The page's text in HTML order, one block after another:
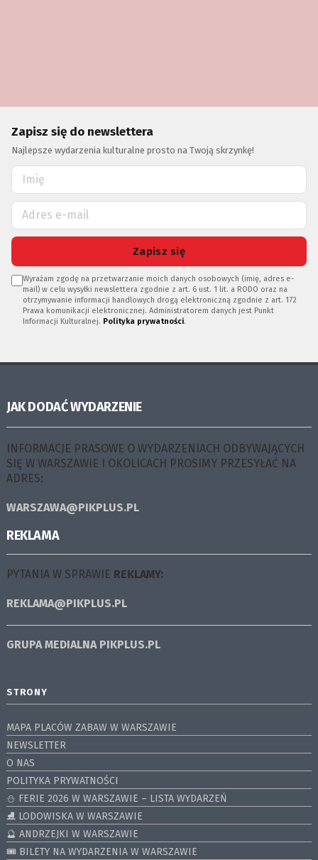
Zapisz się do newslettera
Najlepsze wydarzenia kulturalne prosto na Twoją skrzynkę!
Zapisz się
Wyrażam zgodę na przetwarzanie moich danych osobowych (imię, adres e-
mail) w celu wysyłki newslettera zgodnie z art. 6 ust. 1 lit. a RODO oraz na
otrzymywanie informacji handlowych drogą elektroniczną zgodnie z art. 172
Prawa komunikacji elektronicznej. Administratorem danych jest Punkt
Informacji Kulturalnej. Polityka prywatności.
JAK DODAĆ WYDARZENIE
INFORMACJE PRASOWE O WYDARZENIACH ODBYWAJĄCYCH
SIĘ W WARSZAWIE I OKOLICACH PROSIMY PRZESYŁAĆ NA
ADRES:
WARSZAWA@PIKPLUS.PL
REKLAMA
PYTANIA W SPRAWIE REKLAMY:
REKLAMA@PIKPLUS.PL
GRUPA MEDIALNA PIKPLUS.PL
STRONY
MAPA PLACÓW ZABAW W WARSZAWIE
NEWSLETTER
O NAS
POLITYKA PRYWATNOŚCI
⛄️ FERIE 2026 W WARSZAWIE – LISTA WYDARZEŃ
⛸ LODOWISKA W WARSZAWIE
🔮 ANDRZEJKI W WARSZAWIE
🎟️ BILETY NA WYDARZENIA W WARSZAWIE